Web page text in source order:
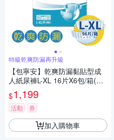
特級乾爽防漏再升級
【包寧安】乾爽防漏黏貼型成
人紙尿褲L-XL 16片X6包/箱(共9
6片)
$1,199
活動 券
加入購物車